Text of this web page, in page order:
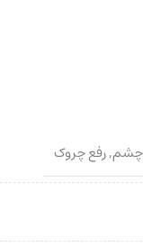
چشم,رفع چروک